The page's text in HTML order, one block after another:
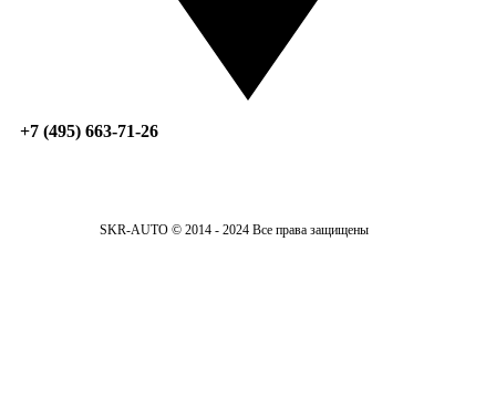
+7 (495) 663-71-26
SKR-AUTO © 2014 - 2024 Все права защищены